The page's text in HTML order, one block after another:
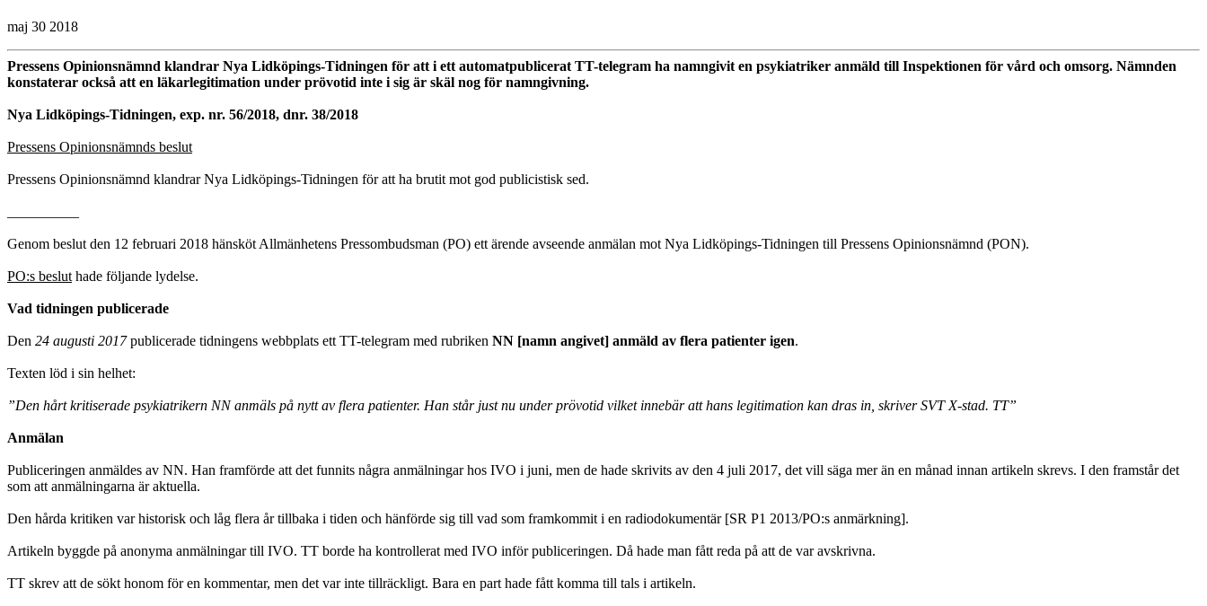
maj 30 2018
Pressens Opinionsnämnd klandrar Nya Lidköpings-Tidningen för att i ett automatpublicerat TT-telegram ha namngivit en psykiatriker anmäld till Inspektionen för vård och omsorg. Nämnden
konstaterar också att en läkarlegitimation under prövotid inte i sig är skäl nog för namngivning.
Nya Lidköpings-Tidningen, exp. nr. 56/2018, dnr. 38/2018
Pressens Opinionsnämnds beslut
Pressens Opinionsnämnd klandrar Nya Lidköpings-Tidningen för att ha brutit mot god publicistisk sed.
Genom beslut den 12 februari 2018 hänsköt Allmänhetens Pressombudsman (PO) ett ärende avseende anmälan mot Nya Lidköpings-Tidningen till Pressens Opinionsnämnd (PON).
PO:s beslut hade följande lydelse.
Vad tidningen publicerade
Den 24 augusti 2017publicerade tidningens webbplats ett TT-telegram med rubriken NN [namn angivet] anmäld av flera patienter igen.
Texten löd i sin helhet:
”Den hårt kritiserade psykiatrikern NN anmäls på nytt av flera patienter. Han står just nu under prövotid vilket innebär att hans legitimation kan dras in, skriver SVT X-stad. TT”
Anmälan
Publiceringen anmäldes av NN. Han framförde att det funnits några anmälningar hos IVO i juni, men de hade skrivits av den 4 juli 2017, det vill säga mer än en månad innan artikeln skrevs. I den framstår det
som att anmälningarna är aktuella.
Den hårda kritiken var historisk och låg flera år tillbaka i tiden och hänförde sig till vad som framkommit i en radiodokumentär [SR P1 2013/PO:s anmärkning].
Artikeln byggde på anonyma anmälningar till IVO. TT borde ha kontrollerat med IVO inför publiceringen. Då hade man fått reda på att de var avskrivna.
TT skrev att de sökt honom för en kommentar, men det var inte tillräckligt. Bara en part hade fått komma till tals i artikeln.